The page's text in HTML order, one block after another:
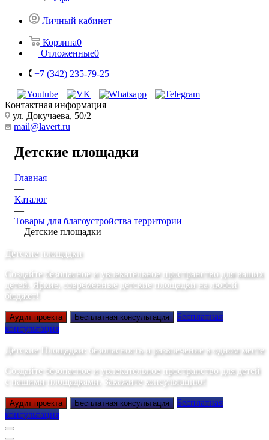
Личный кабинет
Корзина0
Отложенные0
+7 (342) 235-79-25
Контактная информация
ул. Докучаева, 50/2
mail@lavert.ru
Детские площадки
Главная
—
Каталог
—
Товары для благоустройства территории
—Детские площадки
Детские площадки
Создайте безопасное и увлекательное пространство для ваших
детей. Яркие, современные детские площадки на любой
бюджет!
Аудит проекта Бесплатная консультация
Бесплатная
консультация
Детские Площадки: безопасность и развлечение в одном месте
Создайте безопасное и увлекательное пространство для детей
с нашими площадками. Закажите консультацию!
Аудит проекта Бесплатная консультация
Бесплатная
консультация